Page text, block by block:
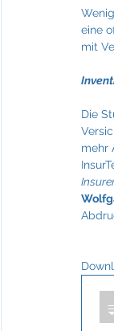
eine
mit
Die
mehr